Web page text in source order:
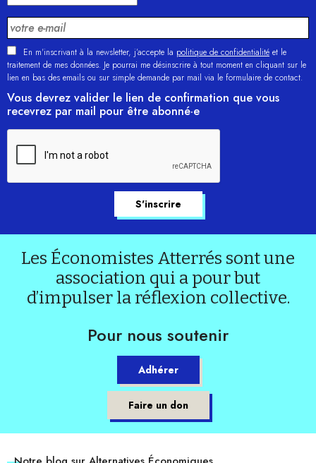
En m'inscrivant à la newsletter, j’accepte la politique de confidentialité et le
traitement de mes données. Je pourrai me désinscrire à tout moment en cliquant sur le
lien en bas des emails ou sur simple demande par mail via le formulaire de contact.
Vous devrez valider le lien de confirmation que vous
recevrez par mail pour être abonné·e
Les Économistes Atterrés sont une
association qui a pour but
d’impulser la réflexion collective.
Pour nous soutenir
Adhérer
Faire un don